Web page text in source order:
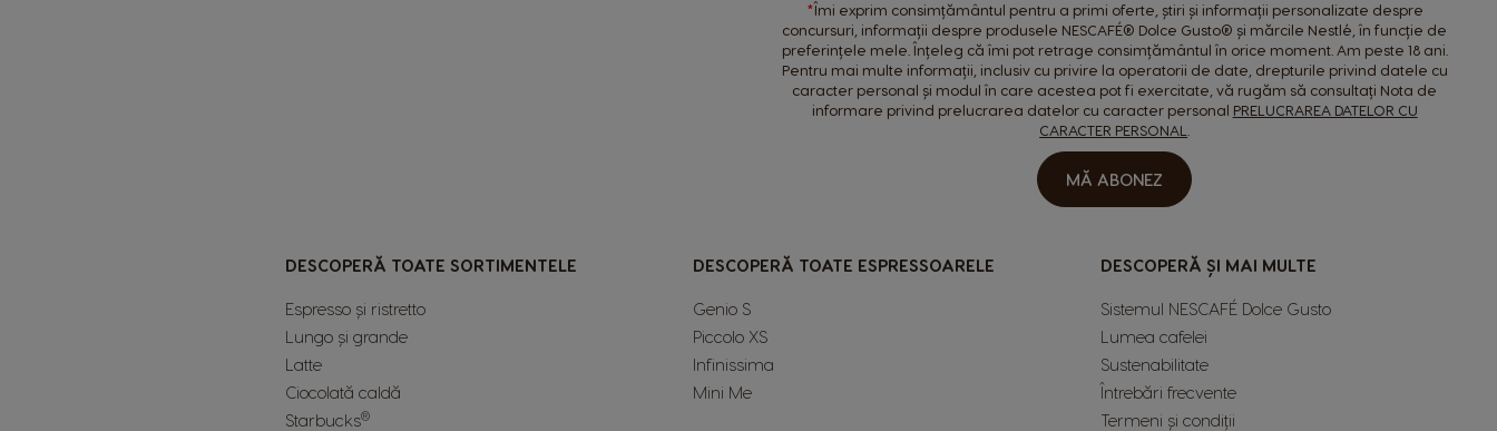
*Îmi exprim consimțământul pentru a primi oferte, știri și informații personalizate despre
concursuri, informații despre produsele NESCAFÉ® Dolce Gusto® și mărcile Nestlé, în funcție de
preferințele mele. Înțeleg că îmi pot retrage consimțământul în orice moment. Am peste 18 ani.
Pentru mai multe informații, inclusiv cu privire la operatorii de date, drepturile privind datele cu
caracter personal și modul în care acestea pot fi exercitate, vă rugăm să consultați Nota de
informare privind prelucrarea datelor cu caracter personal PRELUCRAREA DATELOR CU
CARACTER PERSONAL
MĂ ABONEZ
DESCOPERĂ TOATE SORTIMENTELE
Espresso și ristretto
Lungo și grande
Latte
Ciocolată caldă
Starbucks®
DESCOPERĂ TOATE ESPRESSOARELE
Genio S
Piccolo XS
Infinissima
Mini Me
DESCOPERĂ ȘI MAI MULTE
Sistemul NESCAFÉ Dolce Gusto
Lumea cafelei
Sustenabilitate
Întrebări frecvente
Termeni și condiții